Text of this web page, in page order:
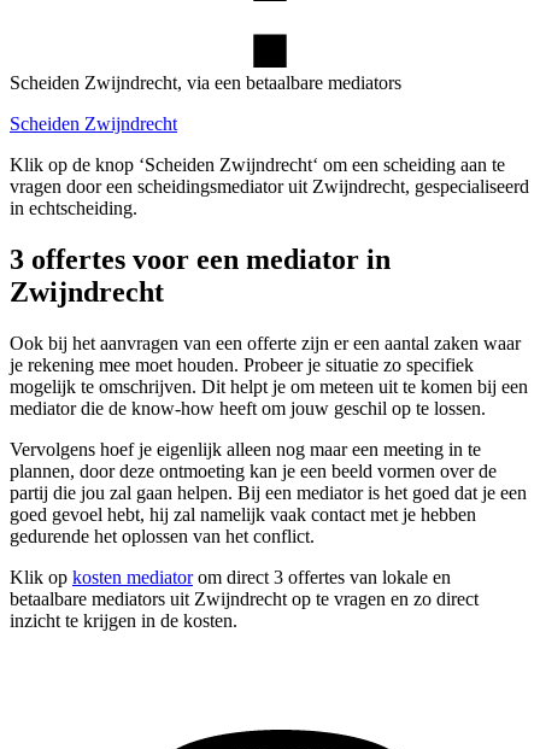
Scheiden Zwijndrecht, via een betaalbare mediators
Scheiden Zwijndrecht
Klik op de knop ‘Scheiden Zwijndrecht‘ om een scheiding aan te
vragen door een scheidingsmediator uit Zwijndrecht, gespecialiseerd
in echtscheiding.
3 offertes voor een mediator in
Zwijndrecht
Ook bij het aanvragen van een offerte zijn er een aantal zaken waar
je rekening mee moet houden. Probeer je situatie zo specifiek
mogelijk te omschrijven. Dit helpt je om meteen uit te komen bij een
mediator die de know-how heeft om jouw geschil op te lossen.
Vervolgens hoef je eigenlijk alleen nog maar een meeting in te
plannen, door deze ontmoeting kan je een beeld vormen over de
partij die jou zal gaan helpen. Bij een mediator is het goed dat je een
goed gevoel hebt, hij zal namelijk vaak contact met je hebben
gedurende het oplossen van het conflict.
Klik op kosten mediatorom direct 3 offertes van lokale en
betaalbare mediators uit Zwijndrecht op te vragen en zo direct
inzicht te krijgen in de kosten.